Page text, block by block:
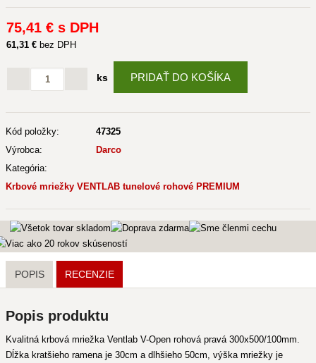
75,41 € s DPH
61,31 € bez DPH
ks PRIDAŤ DO KOŠÍKA
Kód položky:
47325
Výrobca:
Darco
Kategória:
Krbové mriežky VENTLAB tunelové rohové PREMIUM
POPIS RECENZIE
Popis produktu
Kvalitná krbová mriežka Ventlab V-Open rohová pravá 300x500/100mm.
Dĺžka kratšieho ramena je 30cm a dlhšieho 50cm, výška mriežky je